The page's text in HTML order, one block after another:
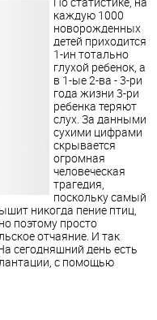
каждую 1000
новорожденных
детей приходится
1-ин тотально
глухой ребенок, а
в 1-ые 2-ва - 3-ри
года жизни 3-ри
ребенка теряют
слух. За данными
сухими цифрами
скрывается
огромная
человеческая
трагедия,
поскольку самый
никогда пение птиц,
поэтому просто
отчаяние. И так
сегодняшний день есть
с помощью